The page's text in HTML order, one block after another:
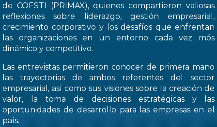
de COESTI (PRIMAX), quienes compartieron valiosas
reflexiones sobre liderazgo, gestión empresarial,
crecimiento corporativo y los desafíos que enfrentan
las organizaciones en un entorno cada vez mós
dinámico y competitivo.
Las entrevistas permitieron conocer de primera mano
las trayectorias de ambos referentes del sector
empresarial, así como sus visiones sobre la creación de
valor, la toma de decisiones estratégicas y las
oportunidades de desarrollo para las empresas en el
país.